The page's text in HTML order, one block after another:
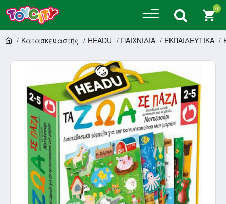
0
Κατασκευαστής HEADU ΠΑΙΧΝΙΔΙΑ ΕΚΠΑΙΔΕΥΤΙΚΑ